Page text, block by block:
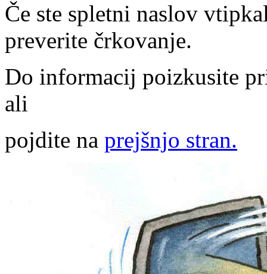
Če ste spletni naslov
preverite črkovanje.
Do informacij poizkusite
ali
pojdite na prejšnjo stran.